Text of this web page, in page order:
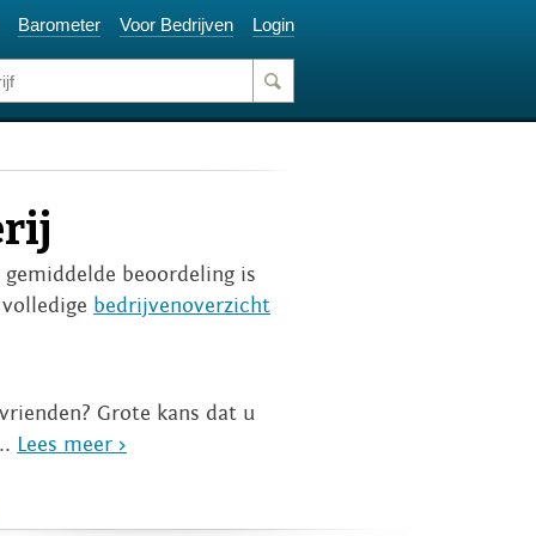
Barometer Voor Bedrijven Login
beoordeling is
bedrijvenoverzicht
Grote kans dat u
Lees meer >